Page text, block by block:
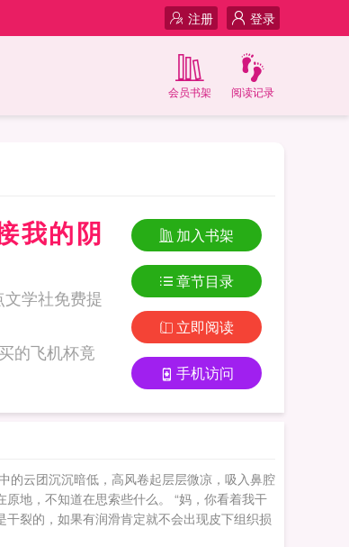
登录
注册
阅读记录
会员书架
我的阴
学社免费提
加入书架
章节目录
立即阅读
手机访问
的云团沉沉暗低，高风卷起层层微凉，吸入鼻腔
地，不知道在思索些什么。 “妈，你看着我干
裂的，如果有润滑肯定就不会出现皮下组织损